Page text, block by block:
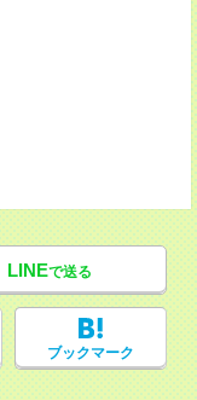
LINEで送る
ブックマーク